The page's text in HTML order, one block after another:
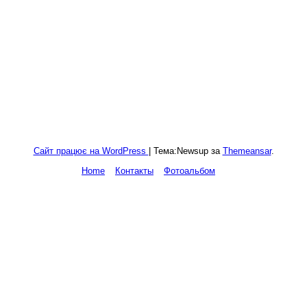
Сайт працює на WordPress Тема:Newsup за Themeansar.
Home
Контакты Фотоальбом